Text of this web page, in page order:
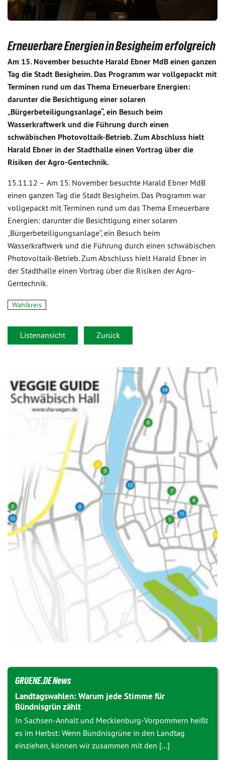
Erneuerbare Energien in Besigheim erfolgreich
Am 15. November besuchte Harald Ebner MdB einen ganzen
Tag die Stadt Besigheim. Das Programm war vollgepackt mit
Terminen rund um das Thema Erneuerbare Energien:
darunter die Besichtigung einer solaren
„Bürgerbeteiligungsanlage“, ein Besuch beim
Wasserkraftwerk und die Führung durch einen
schwäbischen Photovoltaik-Betrieb. Zum Abschluss hielt
Harald Ebner in der Stadthalle einen Vortrag über die
Risiken der Agro-Gentechnik.
15.11.12 – Am 15. November besuchte Harald Ebner MdB
einen ganzen Tag die Stadt Besigheim. Das Programm war
vollgepackt mit Terminen rund um das Thema Erneuerbare
Energien: darunter die Besichtigung einer solaren
„Bürgerbeteiligungsanlage“, ein Besuch beim
Wasserkraftwerk und die Führung durch einen schwäbischen
Photovoltaik-Betrieb. Zum Abschluss hielt Harald Ebner in
der Stadthalle einen Vortrag über die Risiken der Agro-
Gentechnik.
Wahlkreis
Listenansicht Zurück
GRUENE.DE News
Landtagswahlen: Warum jede Stimme für
Bündnisgrün zählt
In Sachsen-Anhalt und Mecklenburg-Vorpommern heißt
es im Herbst: Wenn Bündnisgrüne in den Landtag
einziehen, können wir zusammen mit den [...]